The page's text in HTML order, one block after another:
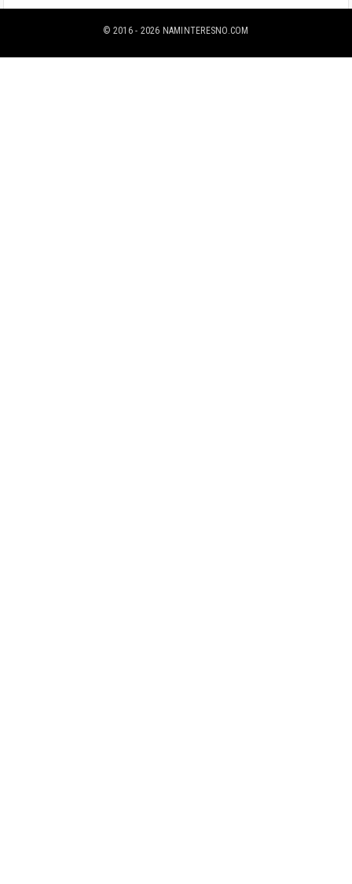
© 2016 - 2026 NAMINTERESNO.COM